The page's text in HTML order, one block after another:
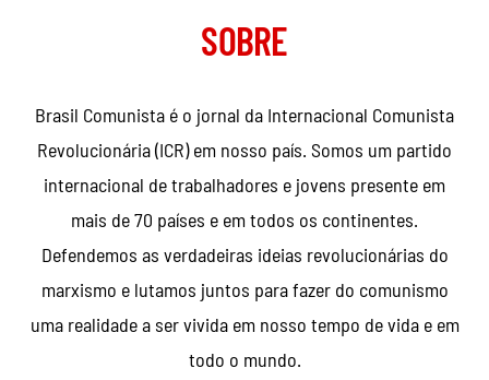
NOVA EDIÇÃO
SOBRE
Brasil Comunista é o jornal da Internacional Comunista
Revolucionária (ICR) em nosso país. Somos um partido
internacional de trabalhadores e jovens presente em
mais de 70 países e em todos os continentes.